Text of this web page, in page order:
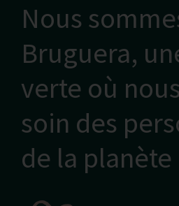
Nous
Bruguera,
verte où
soin des
de la planète